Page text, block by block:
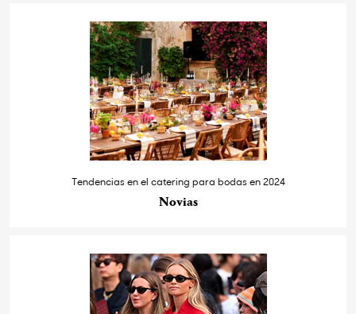
Tendencias en el catering para bodas en 2024
Novias